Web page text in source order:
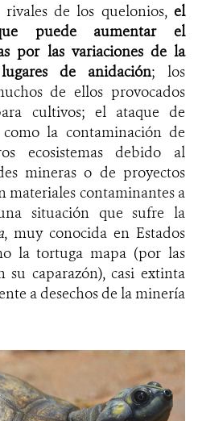
de los quelonios, el
puede aumentar el
por las variaciones de la
de anidación; los
de ellos provocados
cultivos; el ataque de
como la contaminación de
ecosistemas debido al
mineras o de proyectos
materiales contaminantes a
situación que sufre la
, muy conocida en Estados
la tortuga mapa (por las
su caparazón), casi extinta
a desechos de la minería